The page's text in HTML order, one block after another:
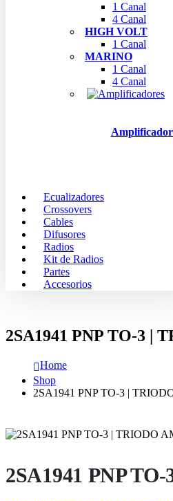
1 Canal
4 Canal
HIGH VOLT
1 Canal
MARINO
1 Canal
4 Canal
Ecualizadores
Crossovers
Cables
Difusores
Radios
Kit de Radios
Partes
Accesorios
2SA1941 PNP TO-3 |
Home
Shop
2SA1941 PNP TO-3 |
2SA1941 PNP